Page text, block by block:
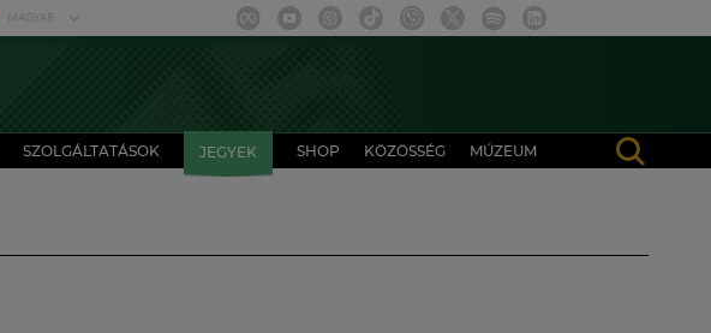
MAGYAR
SZOLGÁLTATÁSOK JEGYEK SHOP KÖZÖSSÉG MÚZEUM